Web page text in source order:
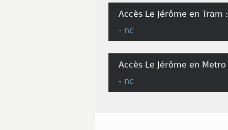
Accès Le Jérôme en Tram :
- nc
Accès Le Jérôme en Metro
- nc